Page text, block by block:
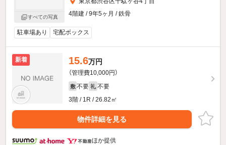
すべての写真
4階建 / 9年5ヶ月 / 鉄骨
駐車場あり 宅配ボックス
新着 15.6万円
（管理費10,000円）
敷 不要 礼 不要
3階 / 1R / 26.82㎡
物件詳細を見る
ほか提供